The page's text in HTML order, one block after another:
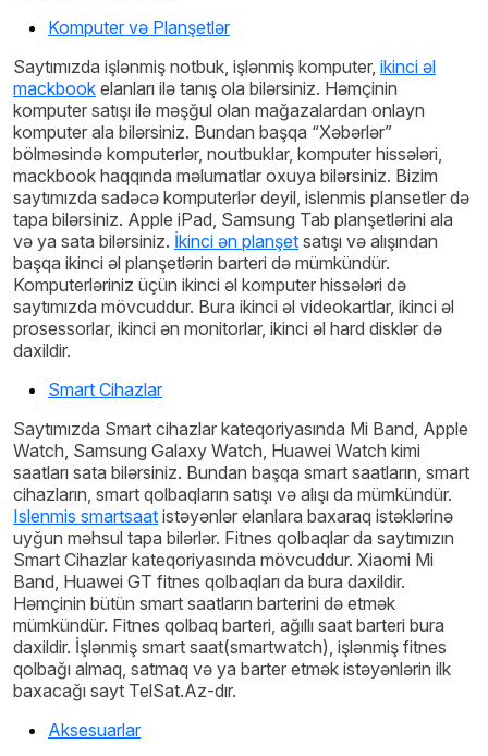
Komputer və Planşetlər
Saytımızda işlənmiş notbuk, işlənmiş komputer, ikinci əl
mackbook elanları ilə tanış ola bilərsiniz. Həmçinin
komputer satışı ilə məşğul olan mağazalardan onlayn
komputer ala bilərsiniz. Bundan başqa “Xəbərlər”
bölməsində komputerlər, noutbuklar, komputer hissələri,
mackbook haqqında məlumatlar oxuya bilərsiniz. Bizim
saytımızda sadəcə komputerlər deyil, islenmis plansetler də
tapa bilərsiniz. Apple iPad, Samsung Tab planşetlərini ala
və ya sata bilərsiniz. İkinci ən planşet satışı və alışından
başqa ikinci əl planşetlərin barteri də mümkündür.
Komputerləriniz üçün ikinci əl komputer hissələri də
saytımızda mövcuddur. Bura ikinci əl videokartlar, ikinci əl
prosessorlar, ikinci ən monitorlar, ikinci əl hard disklər də
daxildir.
Smart Cihazlar
Saytımızda Smart cihazlar kateqoriyasında Mi Band, Apple
Watch, Samsung Galaxy Watch, Huawei Watch kimi
saatları sata bilərsiniz. Bundan başqa smart saatların, smart
cihazların, smart qolbaqların satışı və alışı da mümkündür.
Islenmis smartsaat istəyənlər elanlara baxaraq istəklərinə
uyğun məhsul tapa bilərlər. Fitnes qolbaqlar da saytımızın
Smart Cihazlar kateqoriyasında mövcuddur. Xiaomi Mi
Band, Huawei GT fitnes qolbaqları da bura daxildir.
Həmçinin bütün smart saatların barterini də etmək
mümkündür. Fitnes qolbaq barteri, ağıllı saat barteri bura
daxildir. İşlənmiş smart saat(smartwatch), işlənmiş fitnes
qolbağı almaq, satmaq və ya barter etmək istəyənlərin ilk
baxacağı sayt TelSat.Az-dır.
Aksesuarlar